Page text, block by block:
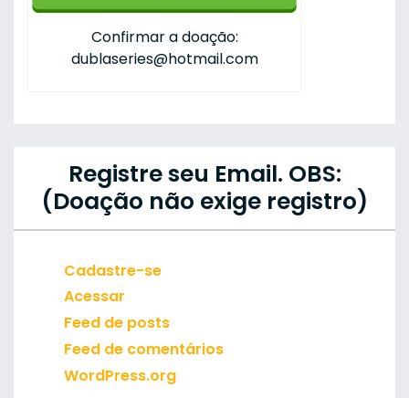
Confirmar a doação:
dublaseries@hotmail.com
Registre seu Email. OBS:
(Doação não exige registro)
Cadastre-se
Acessar
Feed de posts
Feed de comentários
WordPress.org